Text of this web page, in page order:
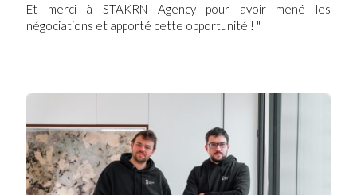
Et merci à STAKRN Agency pour avoir mené les
négociations et apporté cette opportunité ! "